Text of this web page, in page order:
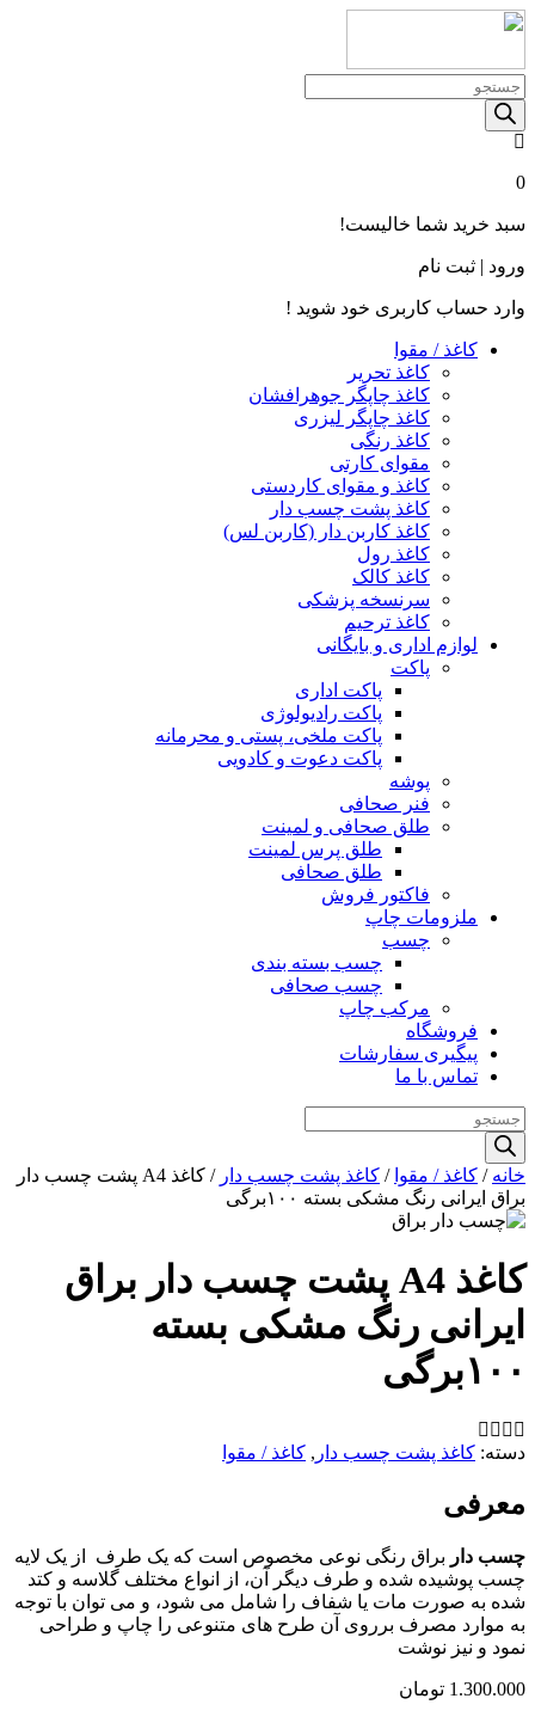
Products
search
0
سبد خرید شما خالیست!
ورود | ثبت نام
وارد حساب کاربری خود شوید !
کاغذ / مقوا
کاغذ تحریر
کاغذ چاپگر جوهرافشان
کاغذ چاپگر لیزری
کاغذ رنگی
مقوای کارتی
کاغذ و مقوای کاردستی
کاغذ پشت چسب‌ دار
کاغذ کاربن‌ دار (کاربن‌ لس)
کاغذ رول
کاغذ کالک
سرنسخه پزشکی
کاغذ ترحیم
لوازم اداری و بایگانی
پاکت
پاکت اداری
پاکت رادیولوژی
پاکت ملخی، پستی و محرمانه
پاکت دعوت و کادویی
پوشه
فنر صحافی
طلق صحافی و لمینت
طلق پرس لمینت
طلق صحافی
فاکتور فروش
ملزومات چاپ
چسب
چسب بسته بندی
چسب صحافی
مرکب چاپ
فروشگاه
پیگیری سفارشات
تماس با ما
Products
search
خانه / کاغذ / مقوا / کاغذ پشت چسب‌ دار
/ کاغذ A4 پشت چسب دار
براق ایرانی رنگ مشکی بسته ۱۰۰برگی
کاغذ A4 پشت چسب دار براق
ایرانی رنگ مشکی بسته
۱۰۰برگی
دسته: کاغذ پشت چسب‌ دار , کاغذ / مقوا
معرفی
چسب دار براق رنگی نوعی مخصوص است که یک طرف از یک لایه
چسب پوشیده شده و طرف دیگر آن، از انواع مختلف گلاسه و کتد
شده به صورت مات یا شفاف را شامل می شود، و می توان با توجه
به موارد مصرف برروی آن طرح های متنوعی را چاپ و طراحی
نمود و نیز نوشت
1.300.000 تومان